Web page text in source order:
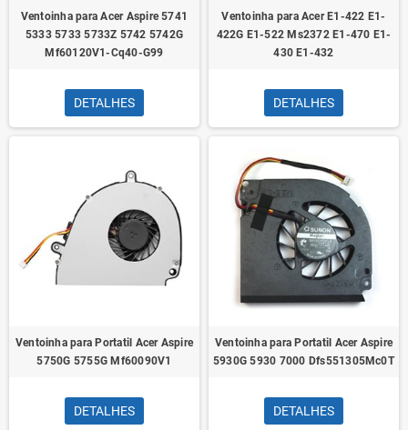
Ventoinha para Acer Aspire 5741
5333 5733 5733Z 5742 5742G
Mf60120V1-Cq40-G99
DETALHES
Ventoinha para Acer E1-422 E1-
422G E1-522 Ms2372 E1-470 E1-
430 E1-432
DETALHES
Ventoinha para Portatil Acer Aspire
5750G 5755G Mf60090V1
DETALHES
Ventoinha para Portatil Acer Aspire
5930G 5930 7000 Dfs551305Mc0T
DETALHES